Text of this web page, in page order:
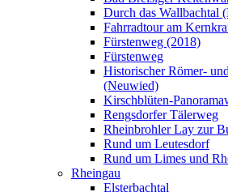
Durch das Wallbachtal
Fahrradtour am
Fürstenweg (2018)
Fürstenweg
Historischer Römer-
(Neuwied)
Kirschblüten-
Rengsdorfer Tälerweg
Rheinbrohler Lay zur
Rund um Leutesdorf
Rund um Limes und
Rheingau
Elsterbachtal